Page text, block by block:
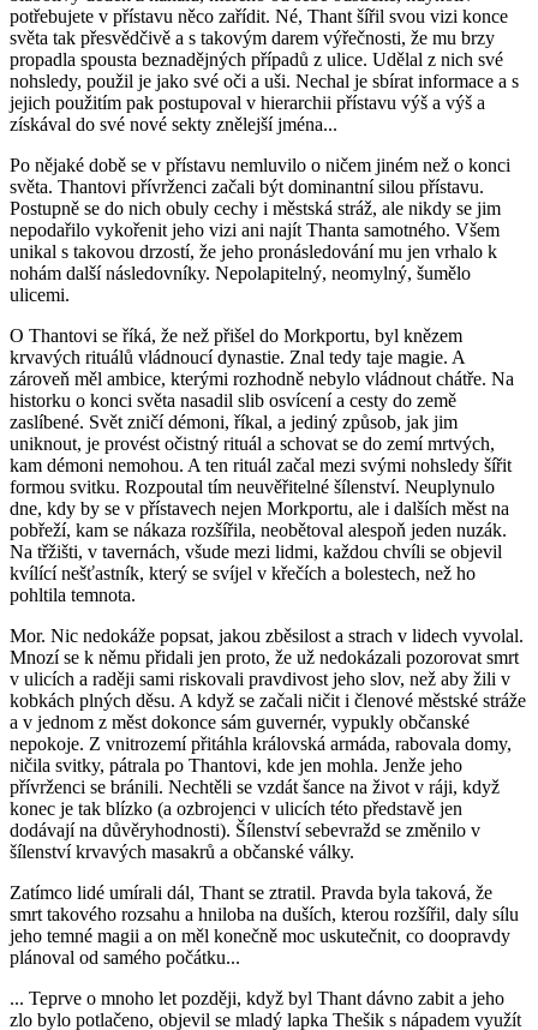
potřebujete v přístavu něco zařídit. Né, Thant šířil svou vizi konce
světa tak přesvědčivě a s takovým darem výřečnosti, že mu brzy
propadla spousta beznadějných případů z ulice. Udělal z nich své
nohsledy, použil je jako své oči a uši. Nechal je sbírat informace a s
jejich použitím pak postupoval v hierarchii přístavu výš a výš a
získával do své nové sekty znělejší jména...
Po nějaké době se v přístavu nemluvilo o ničem jiném než o konci
světa. Thantovi přívrženci začali být dominantní silou přístavu.
Postupně se do nich obuly cechy i městská stráž, ale nikdy se jim
nepodařilo vykořenit jeho vizi ani najít Thanta samotného. Všem
unikal s takovou drzostí, že jeho pronásledování mu jen vrhalo k
nohám další následovníky. Nepolapitelný, neomylný, šumělo
ulicemi.
O Thantovi se říká, že než přišel do Morkportu, byl knězem
krvavých rituálů vládnoucí dynastie. Znal tedy taje magie. A
zároveň měl ambice, kterými rozhodně nebylo vládnout chátře. Na
historku o konci světa nasadil slib osvícení a cesty do země
zaslíbené. Svět zničí démoni, říkal, a jediný způsob, jak jim
uniknout, je provést očistný rituál a schovat se do zemí mrtvých,
kam démoni nemohou. A ten rituál začal mezi svými nohsledy šířit
formou svitku. Rozpoutal tím neuvěřitelné šílenství. Neuplynulo
dne, kdy by se v přístavech nejen Morkportu, ale i dalších měst na
pobřeží, kam se nákaza rozšířila, neobětoval alespoň jeden nuzák.
Na třžišti, v tavernách, všude mezi lidmi, každou chvíli se objevil
kvílící nešťastník, který se svíjel v křečích a bolestech, než ho
pohltila temnota.
Mor. Nic nedokáže popsat, jakou zběsilost a strach v lidech vyvolal.
Mnozí se k němu přidali jen proto, že už nedokázali pozorovat smrt
v ulicích a raději sami riskovali pravdivost jeho slov, než aby žili v
kobkách plných děsu. A když se začali ničit i členové městské stráže
a v jednom z měst dokonce sám guvernér, vypukly občanské
nepokoje. Z vnitrozemí přitáhla královská armáda, rabovala domy,
ničila svitky, pátrala po Thantovi, kde jen mohla. Jenže jeho
přívrženci se bránili. Nechtěli se vzdát šance na život v ráji, když
konec je tak blízko (a ozbrojenci v ulicích této představě jen
dodávají na důvěryhodnosti). Šílenství sebevražd se změnilo v
šílenství krvavých masakrů a občanské války.
Zatímco lidé umírali dál, Thant se ztratil. Pravda byla taková, že
smrt takového rozsahu a hniloba na duších, kterou rozšířil, daly sílu
jeho temné magii a on měl konečně moc uskutečnit, co doopravdy
plánoval od samého počátku...
... Teprve o mnoho let později, když byl Thant dávno zabit a jeho
zlo bylo potlačeno, objevil se mladý lapka Thešik s nápadem využít